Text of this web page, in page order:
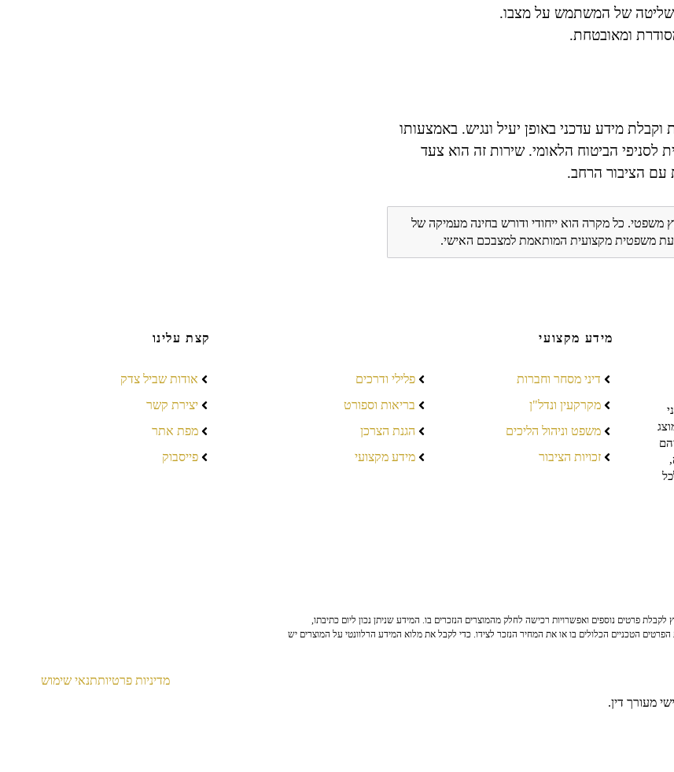
של המשתמש על מצבו.
ומאובטחת.
וקבלת מידע עדכני באופן יעיל ונגיש. באמצעותו
לסניפי הביטוח הלאומי. שירות זה הוא צעד
עם הציבור הרחב.
משפטי. כל מקרה הוא ייחודי ודורש בחינה מעמיקה של
דעת משפטית מקצועית המותאמת למצבכם האישי.
מידע מקצועי
דיני מסחר וחברות
מקרקעין ונדל"ן
משפט וניהול הליכים
זכויות הציבור
פלילי ודרכים
בריאות וספורט
הגנת הצרכן
מידע מקצועי
קצת עלינו
אודות שביל צדק
יצירת קשר
מפת אתר
פייסבוק
פרטים נוספים ואפשרויות רכישה לחלק מהמוצרים הנזכרים בו. המידע שניתן נכון ליום כתיבתו,
הטכניים הכלולים בו או את המחיר הנזכר לצידו. כדי לקבל את מלוא המידע הרלוונטי על המוצרים יש
מעורך דין.
מדיניות פרטיותתנאי שימוש